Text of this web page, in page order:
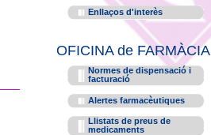
Enllaços d'interès
OFICINA de FARMÀCIA
Normes de dispensació i
facturació
Alertes farmacèutiques
Llistats de preus de
medicaments